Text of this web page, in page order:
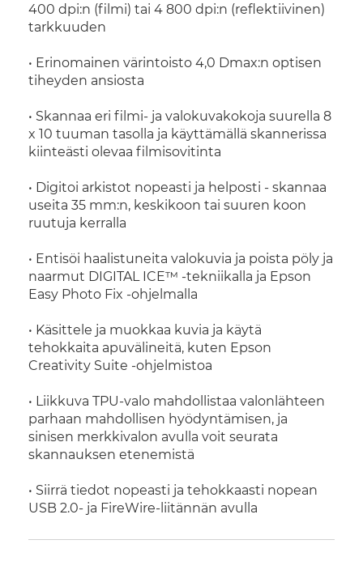
400 dpi:n (filmi) tai 4 800 dpi:n (reflektiivinen)
tarkkuuden
• Erinomainen värintoisto 4,0 Dmax:n optisen
tiheyden ansiosta
• Skannaa eri filmi- ja valokuvakokoja suurella 8
x 10 tuuman tasolla ja käyttämällä skannerissa
kiinteästi olevaa filmisovitinta
• Digitoi arkistot nopeasti ja helposti - skannaa
useita 35 mm:n, keskikoon tai suuren koon
ruutuja kerralla
• Entisöi haalistuneita valokuvia ja poista pöly ja
naarmut DIGITAL ICE™ -tekniikalla ja Epson
Easy Photo Fix -ohjelmalla
• Käsittele ja muokkaa kuvia ja käytä
tehokkaita apuvälineitä, kuten Epson
Creativity Suite -ohjelmistoa
• Liikkuva TPU-valo mahdollistaa valonlähteen
parhaan mahdollisen hyödyntämisen, ja
sinisen merkkivalon avulla voit seurata
skannauksen etenemistä
• Siirrä tiedot nopeasti ja tehokkaasti nopean
USB 2.0- ja FireWire-liitännän avulla